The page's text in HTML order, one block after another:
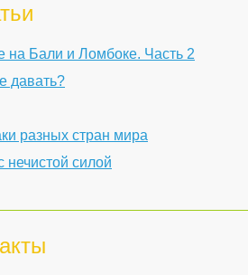
на Бали и Ломбоке. Часть 2
давать?
разных стран мира
нечистой силой